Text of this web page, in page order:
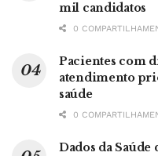
mil candidatos
0
Pacientes com
atendimento
saúde
0
Dados da